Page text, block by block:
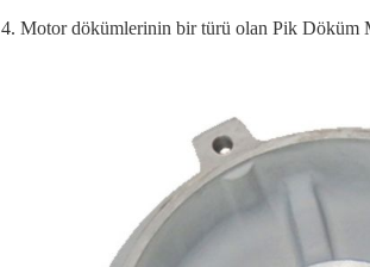
4. Motor dökümlerinin bir türü olan Pik Döküm